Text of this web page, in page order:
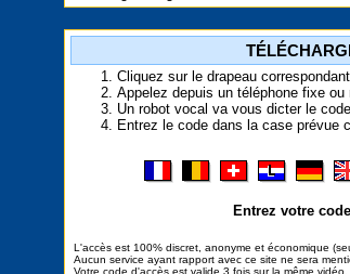
Cliquez sur le drapeau
Appelez depuis un téléphone fixe ou
Un robot vocal va vous dicter le
Entrez le code dans la case prévue
Entrez votre
L'accès est 100% discret, anonyme et économique
Aucun service ayant rapport avec ce site ne sera
Votre code d'accès est valide 3 fois sur la même vidéo.